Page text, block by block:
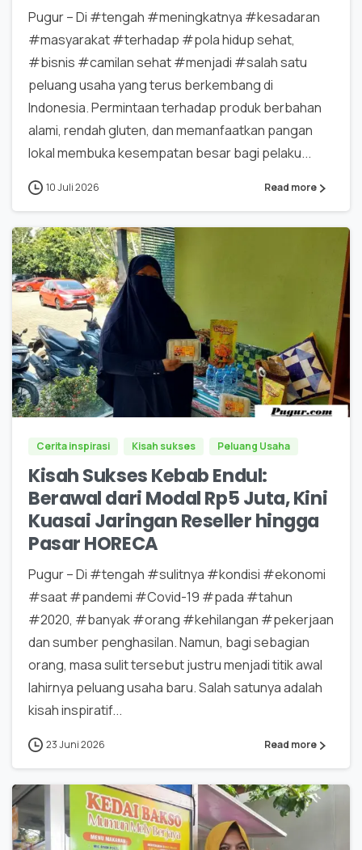
Pugur – Di #tengah #meningkatnya #kesadaran
#masyarakat #terhadap #pola hidup sehat,
#bisnis #camilan sehat #menjadi #salah satu
peluang usaha yang terus berkembang di
Indonesia. Permintaan terhadap produk berbahan
alami, rendah gluten, dan memanfaatkan pangan
lokal membuka kesempatan besar bagi pelaku...
10 Juli 2026 Read more
0 0
Cerita inspirasi Kisah sukses Peluang Usaha
Kisah Sukses Kebab Endul:
Berawal dari Modal Rp5 Juta, Kini
Kuasai Jaringan Reseller hingga
Pasar HORECA
Pugur – Di #tengah #sulitnya #kondisi #ekonomi
#saat #pandemi #Covid-19 #pada #tahun
#2020, #banyak #orang #kehilangan #pekerjaan
dan sumber penghasilan. Namun, bagi sebagian
orang, masa sulit tersebut justru menjadi titik awal
lahirnya peluang usaha baru. Salah satunya adalah
kisah inspiratif...
23 Juni 2026 Read more